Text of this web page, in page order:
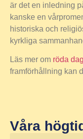
är det en inledning
kanske en
historiska och
kyrkliga
Läs mer om röda
framförhållning kan
Våra